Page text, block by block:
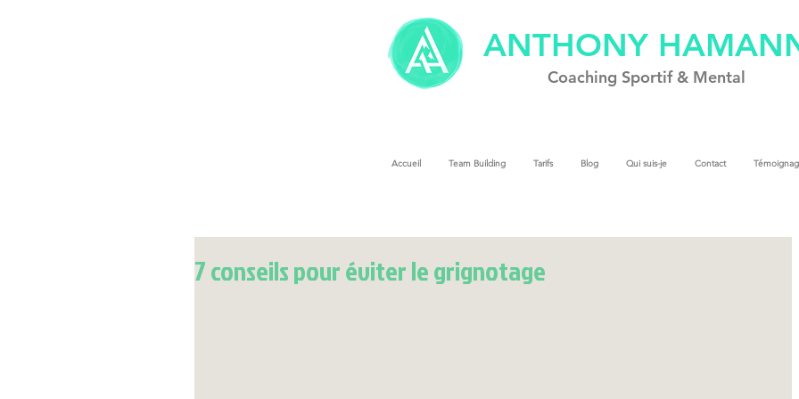
ANTHONY
Coaching Sportif & Mental
Accueil Team Building Tarifs Blog Qui suis-je Contact
7 conseils pour éviter le grignotage